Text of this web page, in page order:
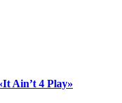
Ain’t 4 Play»